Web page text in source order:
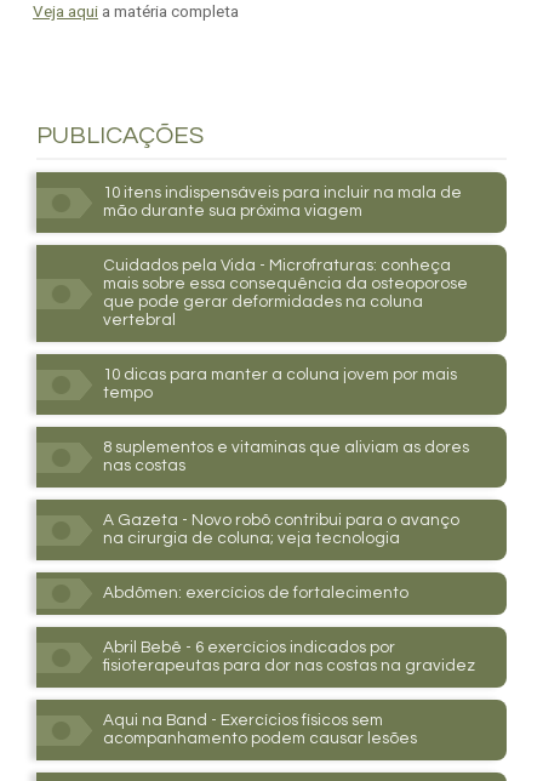
Veja aqui a matéria completa
PUBLICAÇÕES
10 itens indispensáveis para incluir na mala de
mão durante sua próxima viagem
Cuidados pela Vida - Microfraturas: conheça
mais sobre essa consequência da osteoporose
que pode gerar deformidades na coluna
vertebral
10 dicas para manter a coluna jovem por mais
tempo
8 suplementos e vitaminas que aliviam as dores
nas costas
A Gazeta - Novo robô contribui para o avanço
na cirurgia de coluna; veja tecnologia
Abdômen: exercícios de fortalecimento
Abril Bebê - 6 exercícios indicados por
fisioterapeutas para dor nas costas na gravidez
Aqui na Band - Exercícios físicos sem
acompanhamento podem causar lesões